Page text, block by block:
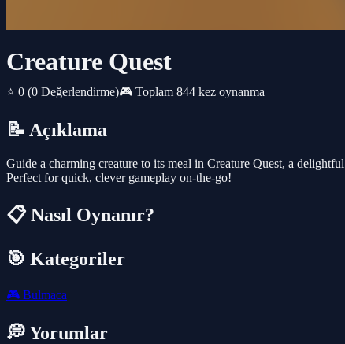
Creature Quest
⭐ 0 (0 Değerlendirme)🎮 Toplam 844 kez oynanma
📝 Açıklama
Guide a charming creature to its meal in Creature Quest, a
Perfect for quick, clever gameplay on-the-go!
📋 Nasıl Oynanır?
🎯 Kategoriler
🎮 Bulmaca
💭 Yorumlar